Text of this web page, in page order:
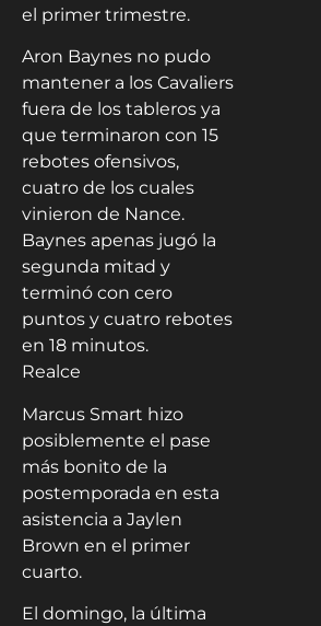
el primer trimestre.
Aron Baynes no pudo
mantener a los Cavaliers
fuera de los tableros ya
que terminaron con 15
rebotes ofensivos,
cuatro de los cuales
vinieron de Nance.
Baynes apenas jugó la
segunda mitad y
terminó con cero
puntos y cuatro rebotes
en 18 minutos.
Realce
Marcus Smart hizo
posiblemente el pase
más bonito de la
postemporada en esta
asistencia a Jaylen
Brown en el primer
cuarto.
El domingo, la última